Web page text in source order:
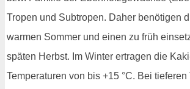
Tropen und Subtropen. Daher benötigen
warmen Sommer und einen zu früh
späten Herbst. Im Winter ertragen die
Temperaturen von bis +15 °C. Bei tieferen